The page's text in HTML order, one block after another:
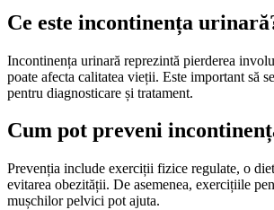
Ce este incontinența
Incontinența urinară reprezintă pierderea
poate afecta calitatea vieții. Este important să
pentru diagnosticare și tratament.
Cum pot preveni
Prevenția include exerciții fizice regulate, o
evitarea obezității. De asemenea, exercițiile
mușchilor pelvici pot ajuta.